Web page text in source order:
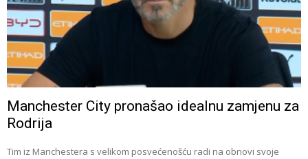
Manchester City pronašao idealnu zamjenu za
Rodrija
Tim iz Manchestera s velikom posvećenošću radi na obnovi svoje